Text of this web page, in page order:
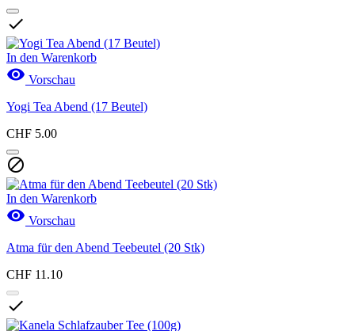

In den Warenkorb
 Vorschau
Yogi Tea Abend (17 Beutel)
CHF 5.00

In den Warenkorb
 Vorschau
Atma für den Abend Teebeutel (20 Stk)
CHF 11.10
